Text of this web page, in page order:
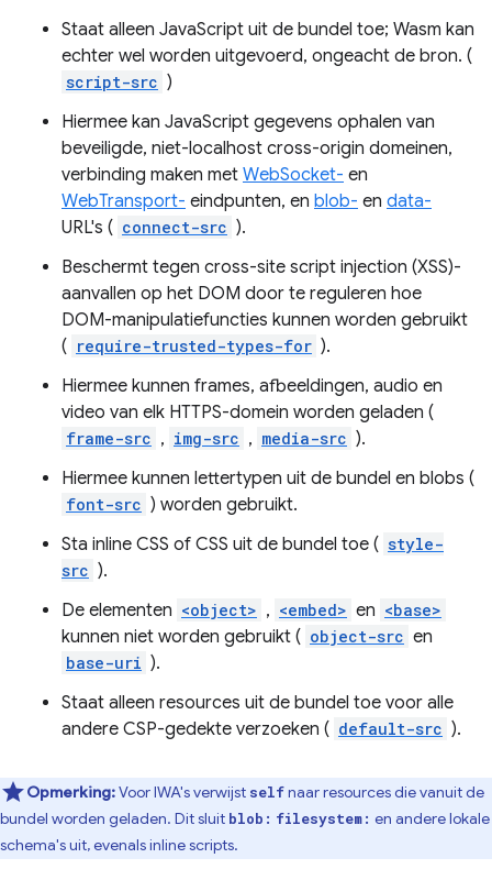
Staat alleen JavaScript uit de bundel toe; Wasm kan
echter wel worden uitgevoerd, ongeacht de bron. (
script-src )
Hiermee kan JavaScript gegevens ophalen van
beveiligde, niet-localhost cross-origin domeinen,
verbinding maken met WebSocket- en
WebTransport- eindpunten, en blob- en data-
URL's ( connect-src ).
Beschermt tegen cross-site script injection (XSS)-
aanvallen op het DOM door te reguleren hoe
DOM-manipulatiefuncties kunnen worden gebruikt
( require-trusted-types-for ).
Hiermee kunnen frames, afbeeldingen, audio en
video van elk HTTPS-domein worden geladen (
frame-src , img-src , media-src ).
Hiermee kunnen lettertypen uit de bundel en blobs (
font-src ) worden gebruikt.
Sta inline CSS of CSS uit de bundel toe ( style-
src ).
De elementen <object> , <embed> en <base>
kunnen niet worden gebruikt ( object-src en
base-uri ).
Staat alleen resources uit de bundel toe voor alle
andere CSP-gedekte verzoeken ( default-src ).
Opmerking:Voor IWA's verwijst selfnaar resources die vanuit de
bundel worden geladen. Dit sluit blob: filesystem: en andere lokale
schema's uit, evenals inline scripts.